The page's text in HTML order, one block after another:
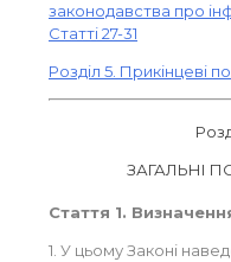
законодавства про
Статті 27-31
Розділ 5. Прикінцеві
ЗАГАЛЬНІ
Стаття 1.
1. У цьому Законі